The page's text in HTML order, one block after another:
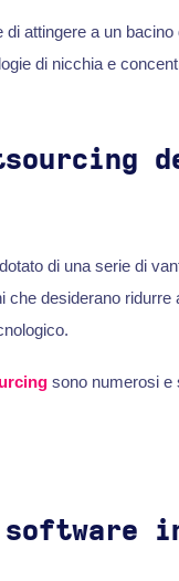
attingere a un bacino
di nicchia e
di una serie di
che desiderano
sono numerosi e